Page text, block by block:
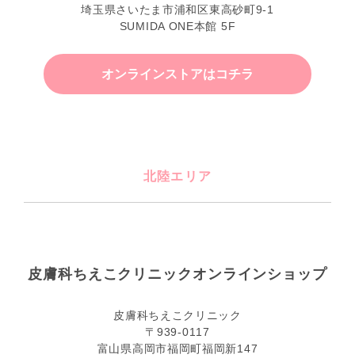
埼玉県さいたま市浦和区東高砂町9-1
SUMIDA ONE本館 5F
オンラインストアはコチラ
北陸エリア
皮膚科ちえこクリニックオンラインショップ
皮膚科ちえこクリニック
〒939-0117
富山県高岡市福岡町福岡新147